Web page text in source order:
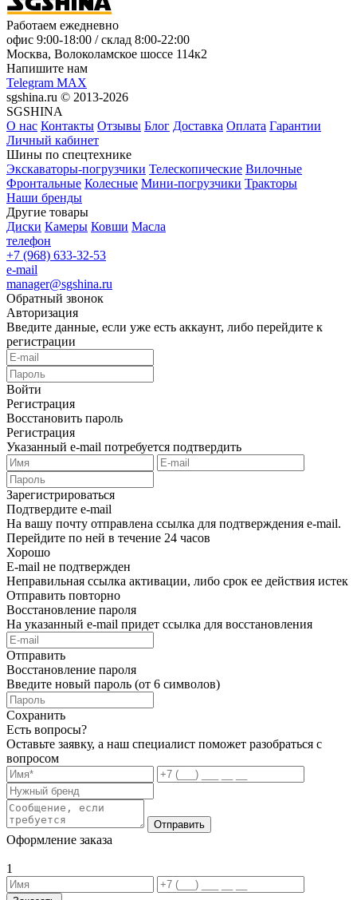
Работаем ежедневно
офис 9:00-18:00 / склад 8:00-22:00
Москва, Волоколамское шоссе 114к2
Напишите нам
Telegram MAX
sgshina.ru © 2013-2026
SGSHINA
О нас Контакты Отзывы Блог Доставка Оплата Гарантии
Личный кабинет
Шины по спецтехнике
Экскаваторы-погрузчики Телескопические Вилочные
Фронтальные Колесные Мини-погрузчики Тракторы
Наши бренды
Другие товары
Диски Камеры Ковши Масла
телефон
+7 (968) 633-32-53
e-mail
manager@sgshina.ru
Обратный звонок
Авторизация
Введите данные, если уже есть аккаунт, либо перейдите к
регистрации
Войти
Регистрация
Восстановить пароль
Регистрация
Указанный e-mail потребуется подтвердить
Зарегистрироваться
Подтвердите e-mail
На вашу почту отправлена ссылка для подтверждения e-mail.
Перейдите по ней в течение 24 часов
Хорошо
E-mail не подтвержден
Неправильная ссылка активации, либо срок ее действия истек
Отправить повторно
Восстановление пароля
На указанный e-mail придет ссылка для восстановления
Отправить
Восстановление пароля
Введите новый пароль (от 6 символов)
Сохранить
Есть вопросы?
Оставьте заявку, а наш специалист поможет разобраться с
вопросом
Отправить
Оформление заказа
1